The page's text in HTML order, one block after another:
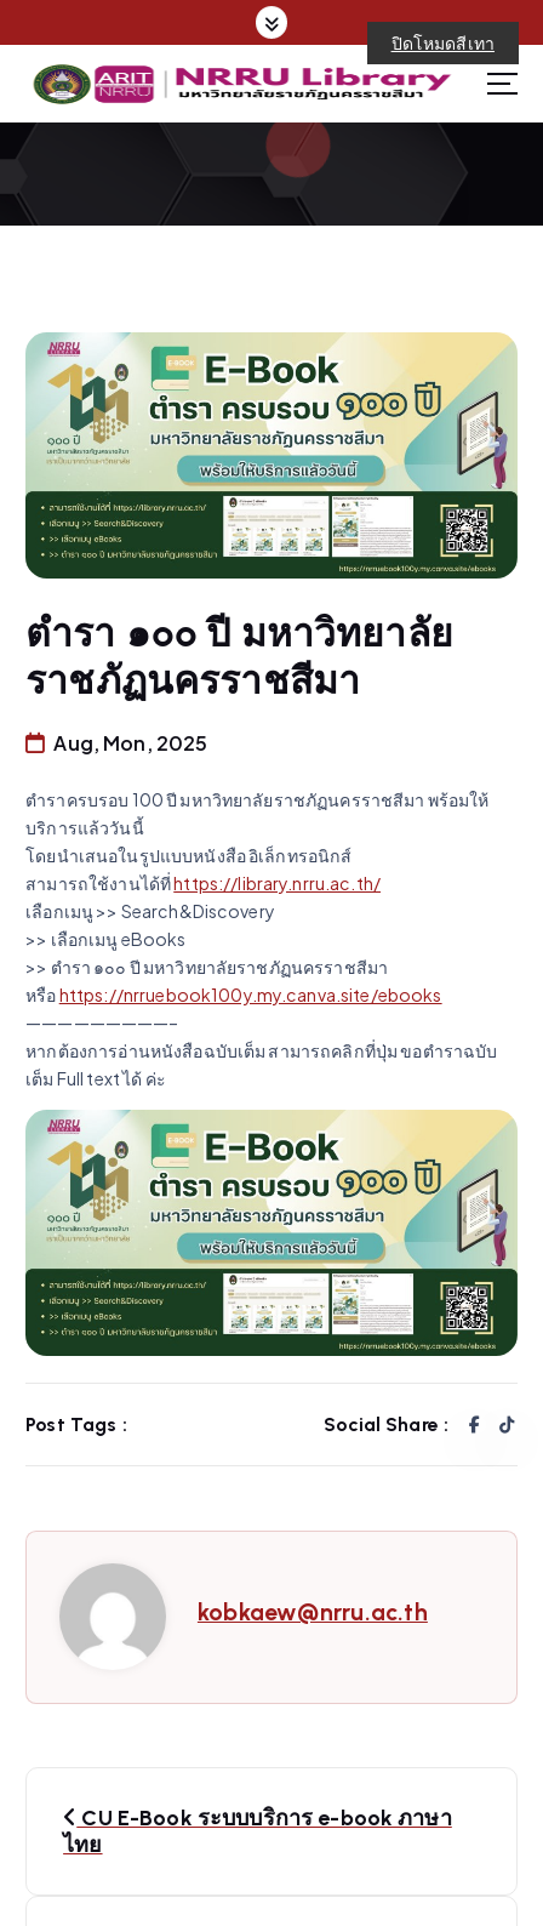
k
t
ตำรา ๑๐๐ ปี มหาวิทยาลัย
ราชภัฏนครราชสีมา
Aug, Mon, 2025
ตำราครบรอบ 100 ปี มหาวิทยาลัยราชภัฏนครราชสีมา พร้อมให้
บริการแล้ววันนี้
โดยนำเสนอในรูปแบบหนังสือ อิเล็กทรอนิกส์
สามารถใช้งานได้ที่https://library.nrru.ac.th/
เลือกเมนู >> Search&Discovery
>> เลือกเมนู eBooks
>> ตำรา ๑๐๐ ปี มหาวิทยาลัยราชภัฏนครราชสีมา
หรือhttps://nrruebook100y.my.canva.site/ebooks
—————————–
หากต้องการอ่านหนังสือฉบับเต็ม สามารถคลิกที่ปุ่ม ขอตำราฉบับ
เต็ม Full text ได้ ค่ะ
Post Tags : Social Share :
kobkaew@nrru.ac.th
CU E-Book ระบบบริการ e-book ภาษา
ไทย
ปิดโหมดสีเทา